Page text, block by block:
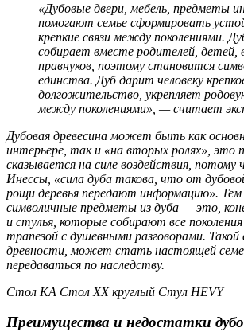
«Дубовые двери, мебель, предметы
помогают семье сформировать
крепкие связи между поколениями.
собирает вместе родителей, детей,
правнуков, поэтому становится
единства. Дуб дарит человеку
долгожительство, укрепляет
между поколениями», — считает
Дубовая древесина может быть как
интерьере, так и «на вторых ролях», это
сказывается на силе воздействия, потому
Инессы, «сила дуба такова, что от
рощи деревья передают информацию». Тем
символичные предметы из дуба — это,
и стулья, которые собирают все
трапезой с душевными разговорами. Такой
древности, может стать настоящей
передаваться по наследству.
Стол КА Стол XX круглый Стул HEVY
Преимущества и недостатки